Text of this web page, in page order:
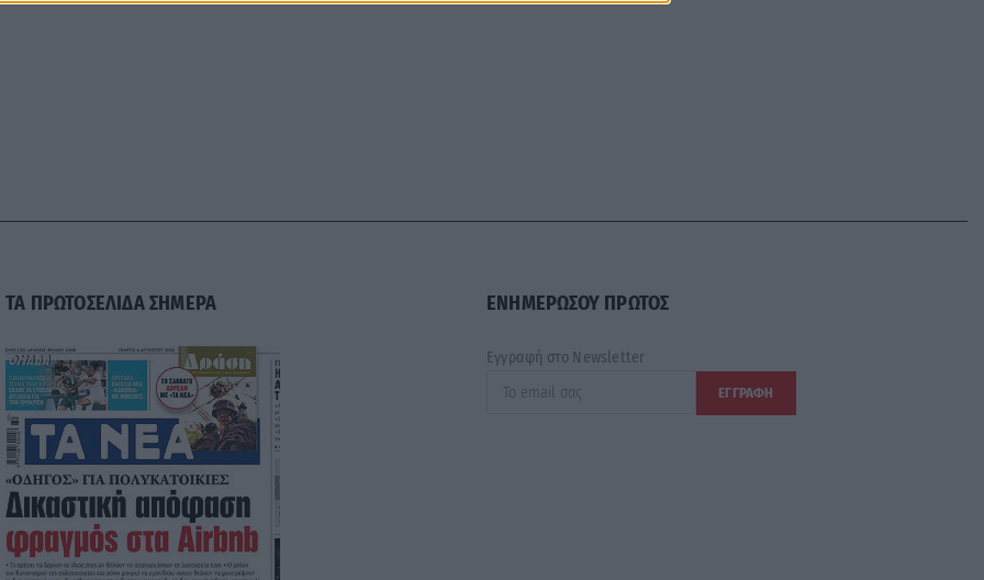
ΤΑ ΠΡΩΤΟΣΕΛΙΔΑ ΣΗΜΕΡΑ